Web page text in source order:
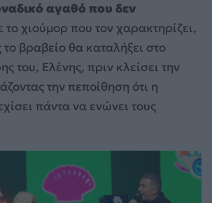
αγαθό που δεν
το χιούμορ που τον χαρακτηρίζει,
βραβείο θα καταλήξει στο
του, Ελένης, πριν κλείσει την
την πεποίθηση ότι η
πάντα να ενώνει τους